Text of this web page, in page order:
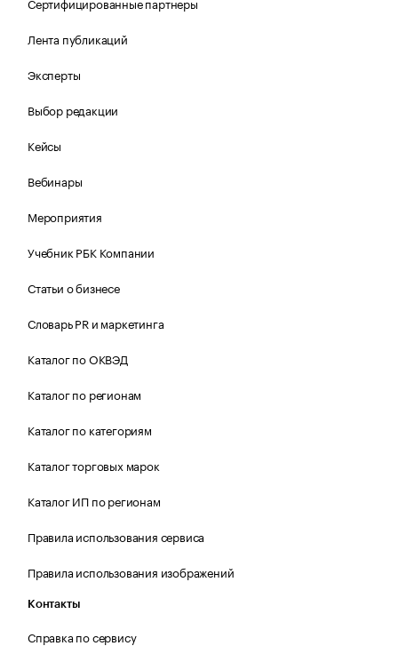
Лента публикаций
Эксперты
Выбор редакции
Кейсы
Вебинары
Мероприятия
Учебник РБК Компании
Статьи о бизнесе
Словарь PR и маркетинга
Каталог по ОКВЭД
Каталог по регионам
Каталог по категориям
Каталог торговых марок
Каталог ИП по регионам
Правила использования сервиса
Правила использования изображений
Контакты
Справка по сервису